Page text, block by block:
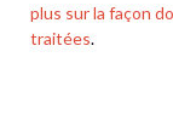
plus sur la façon
traitées.